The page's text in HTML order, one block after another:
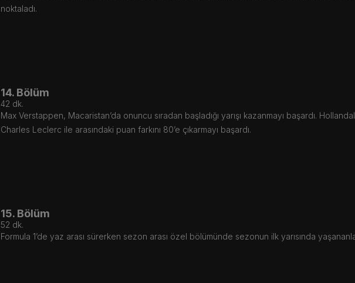
noktaladı.
14. Bölüm
42 dk.
Max Verstappen, Macaristan’da onuncu sıradan başladığı yarışı kazanmayı başardı.
Charles Leclerc ile arasındaki puan farkını 80’e çıkarmayı başardı.
15. Bölüm
52 dk.
Formula 1’de yaz arası sürerken sezon arası özel bölümünde sezonun ilk yarısında